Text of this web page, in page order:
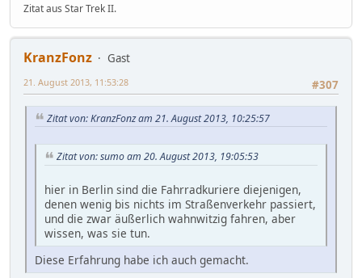
Zitat aus Star Trek II.
KranzFonz
Gast
#307
21. August 2013, 11:53:28
Zitat von: KranzFonz am 21. August 2013, 10:25:57
Zitat von: sumo am 20. August 2013, 19:05:53
hier in Berlin sind die Fahrradkuriere diejenigen,
denen wenig bis nichts im Straßenverkehr passiert,
und die zwar äußerlich wahnwitzig fahren, aber
wissen, was sie tun.
Diese Erfahrung habe ich auch gemacht.